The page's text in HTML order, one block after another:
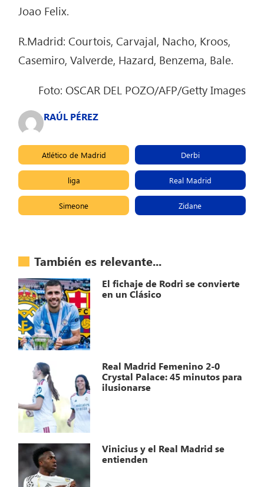
Joao Felix.
R.Madrid: Courtois, Carvajal, Nacho, Kroos,
Casemiro, Valverde, Hazard, Benzema, Bale.
Foto: OSCAR DEL POZO/AFP/Getty Images
RAÚL PÉREZ
Atlético de Madrid Derbi
liga Real Madrid
Simeone Zidane
También es relevante...
El fichaje de Rodri se convierte
en un Clásico
Real Madrid Femenino 2-0
Crystal Palace: 45 minutos para
ilusionarse
Vinicius y el Real Madrid se
entienden